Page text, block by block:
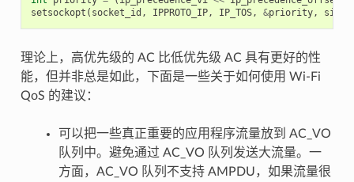
setsockopt ( socket_id , IPPROTO_IP, IP_TOS, &priority,
理论上，高优先级的 AC 比低优先级 AC 具有更好的性
能，但并非总是如此，下面是一些关于如何使用 Wi-Fi
QoS 的建议：
可以把一些真正重要的应用程序流量放到 AC_VO
队列中。避免通过 AC_VO 队列发送大流量。一
方面，AC_VO 队列不支持 AMPDU，如果流量很